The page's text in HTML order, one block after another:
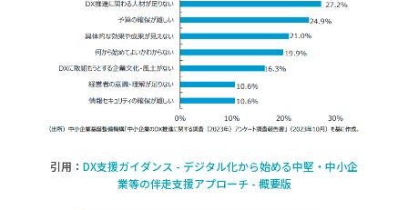
引用： DX支援ガイダンス - デジタル化から始める中堅・中小企
業等の伴走支援アプローチ - 概要版